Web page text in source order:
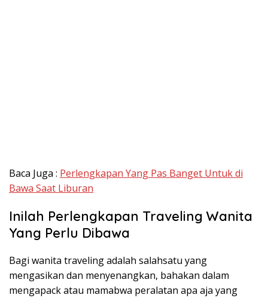
Baca Juga : Perlengkapan Yang Pas Banget Untuk di
Bawa Saat Liburan
Inilah Perlengkapan Traveling Wanita
Yang Perlu Dibawa
Bagi wanita traveling adalah salahsatu yang
mengasikan dan menyenangkan, bahakan dalam
mengapack atau mamabwa peralatan apa aja yang